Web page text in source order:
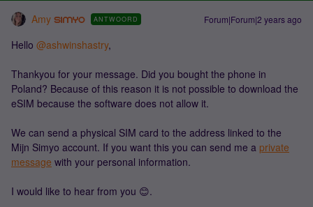
Amy ANTWOORD Forum|Forum|2 years ago
Hello @ashwinshastry,
Thankyou for your message. Did you bought the phone in
Poland? Because of this reason it is not possible to download the
eSIM because the software does not allow it.
We can send a physical SIM card to the address linked to the
Mijn Simyo account. If you want this you can send me a private
message with your personal information.
I would like to hear from you 😊.